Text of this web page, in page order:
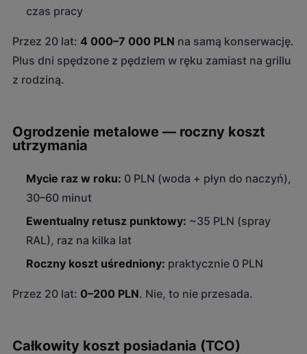
czas pracy
Przez 20 lat: 4 000–7 000 PLN na samą konserwację.
Plus dni spędzone z pędzlem w ręku zamiast na grillu
z rodziną.
Ogrodzenie metalowe — roczny koszt
utrzymania
Mycie raz w roku: 0 PLN (woda + płyn do naczyń),
30–60 minut
Ewentualny retusz punktowy: ~35 PLN (spray
RAL), raz na kilka lat
Roczny koszt uśredniony: praktycznie 0 PLN
Przez 20 lat: 0–200 PLN. Nie, to nie przesada.
Całkowity koszt posiadania (TCO)